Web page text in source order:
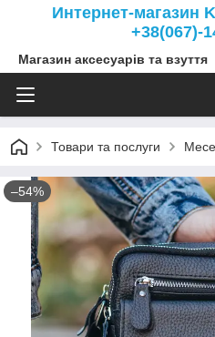
Интернет-
+38(067)-
Магазин аксесуарів та взуття
Товари та послуги
–54%